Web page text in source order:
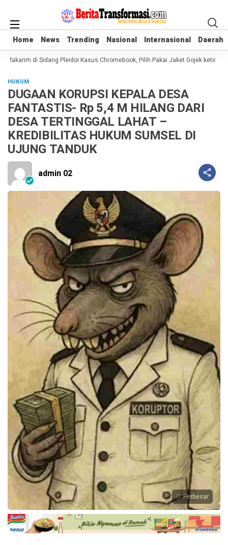
Home News Trending Nasional Internasional Daerah
Home News Trending Nasional Internasional Daerah
di Sidang Pleidoi Kasus Chromebook, Pilih Pakai Jaket Gojek
HUKUM
DUGAAN KORUPSI KEPALA DESA
FANTASTIS- Rp 5,4 M HILANG DARI
DESA TERTINGGAL LAHAT –
KREDIBILITAS HUKUM SUMSEL DI
UJUNG TANDUK
admin 02
Perbesar